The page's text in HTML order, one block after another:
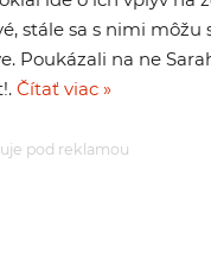
stále sa s nimi
Poukázali na ne
Čítať viac »
pod reklamou